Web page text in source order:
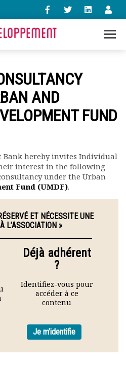
AND
FUND
Bank hereby invites Individual
interest in the following
under the Urban
Fund (UMDF).
ET NÉCESSITE UNE
L’ASSOCIATION »
Déjà adhérent
?
Identifiez-vous pour
accéder à ce
contenu
Je m’identifie